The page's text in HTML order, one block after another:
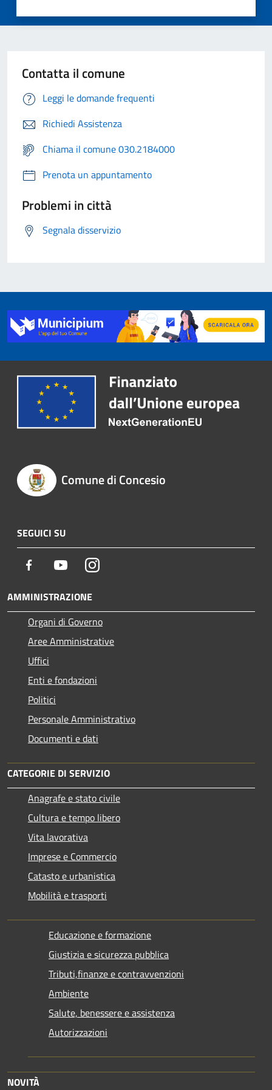
Contatta il comune
Leggi le domande frequenti
Richiedi Assistenza
Chiama il comune 030.2184000
Prenota un appuntamento
Problemi in città
Segnala disservizio
Comune di Concesio
SEGUICI SU
Facebook YoutubeInstagram
AMMINISTRAZIONE
Organi di Governo
Aree Amministrative
Uffici
Enti e fondazioni
Politici
Personale Amministrativo
Documenti e dati
CATEGORIE DI SERVIZIO
Anagrafe e stato civile
Cultura e tempo libero
Vita lavorativa
Imprese e Commercio
Catasto e urbanistica
Mobilità e trasporti
Educazione e formazione
Giustizia e sicurezza pubblica
Tributi,finanze e contravvenzioni
Ambiente
Salute, benessere e assistenza
Autorizzazioni
NOVITÀ